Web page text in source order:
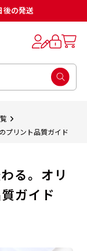
の発送
プリント品質ガイド
る。オリ
ガイド